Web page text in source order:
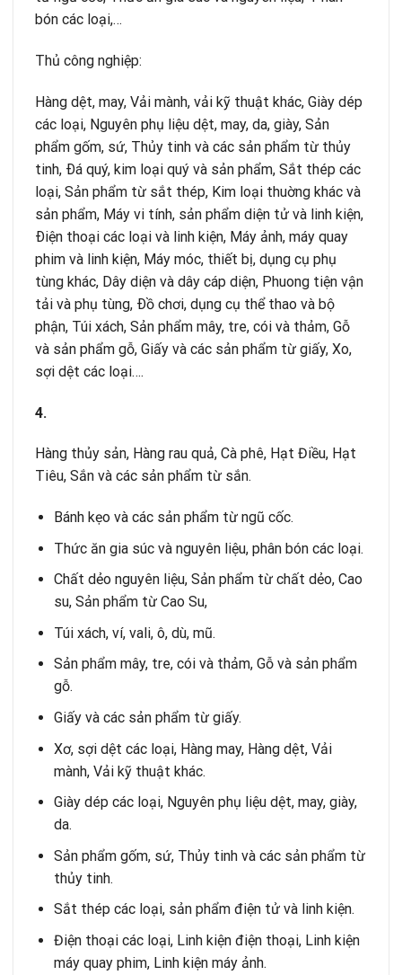
bón các loại,…
Thủ công nghiệp:
Hàng dệt, may, Vải mành, vải kỹ thuật khác, Giày dép
các loại, Nguyên phụ liệu dệt, may, da, giày, Sản
phẩm gốm, sứ, Thủy tinh và các sản phẩm từ thủy
tinh, Ðá quý, kim loại quý và sản phẩm, Sắt thép các
loại, Sản phẩm từ sắt thép, Kim loại thuờng khác và
sản phẩm, Máy vi tính, sản phẩm diện tử và linh kiện,
Ðiện thoại các loại và linh kiện, Máy ảnh, máy quay
phim và linh kiện, Máy móc, thiết bị, dụng cụ phụ
tùng khác, Dây diện và dây cáp diện, Phuong tiện vận
tải và phụ tùng, Ðồ chơi, dụng cụ thể thao và bộ
phận, Túi xách, Sản phẩm mây, tre, cói và thảm, Gỗ
và sản phẩm gỗ, Giấy và các sản phẩm từ giấy, Xo,
sợi dệt các loại….
4.
Hàng thủy sản, Hàng rau quả, Cà phê, Hạt Điều, Hạt
Tiêu, Sắn và các sản phẩm từ sắn.
Bánh kẹo và các sản phẩm từ ngũ cốc.
Thức ăn gia súc và nguyên liệu, phân bón các loại.
Chất dẻo nguyên liệu, Sản phẩm từ chất dẻo, Cao
su, Sản phẩm từ Cao Su,
Túi xách, ví, vali, ô, dù, mũ.
Sản phẩm mây, tre, cói và thảm, Gỗ và sản phẩm
gỗ.
Giấy và các sản phẩm từ giấy.
Xơ, sợi dệt các loại, Hàng may, Hàng dệt, Vải
mành, Vải kỹ thuật khác.
Giày dép các loại, Nguyên phụ liệu dệt, may, giày,
da.
Sản phẩm gốm, sứ, Thủy tinh và các sản phẩm từ
thủy tinh.
Sắt thép các loại, sản phẩm điện tử và linh kiện.
Điện thoại các loại, Linh kiện điện thoại, Linh kiện
máy quay phim, Linh kiện máy ảnh.